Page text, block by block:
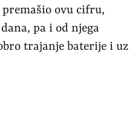
ovu cifru,
pa i od njega
trajanje baterije i uz